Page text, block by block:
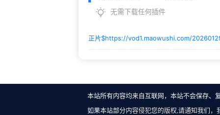
无需下载任何插件
正片$https://vod1.maowushi.com/
本站所有内容均来自互联网，本站不会保存、
如果本站部分内容侵犯您的版权,请通知我们